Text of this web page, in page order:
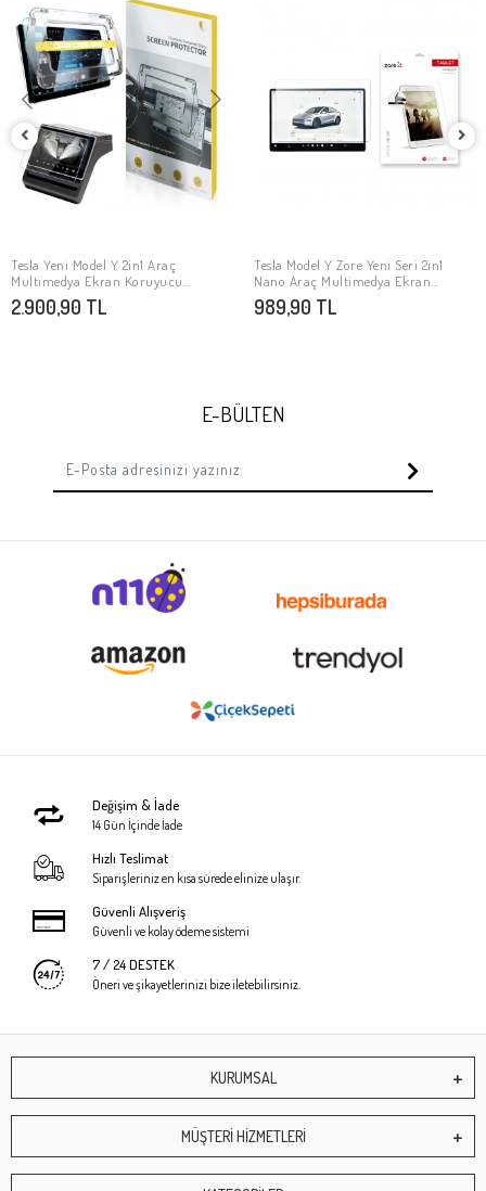
SEPETE EKLE
Tesla Yeni Model Y 2in1 Araç
Multimedya Ekran Koruyucu
Uygulama Aparatlı Zore Premium
Temperli Cam Ekran Koruyucu
2.900,90 TL
SEPETE EKLE
Tesla Model Y Zore Yeni Seri 2in1
Nano Araç Multimedya Ekran
Koruyucu
989,90 TL
E-BÜLTEN
Değişim & İade
14 Gün İçinde İade
Hızlı Teslimat
Siparişleriniz en kısa sürede elinize ulaşır.
Güvenli Alışveriş
Güvenli ve kolay ödeme sistemi
7 / 24 DESTEK
Öneri ve şikayetlerinizi bize iletebilirsiniz.
KURUMSAL
MÜŞTERİ HİZMETLERİ